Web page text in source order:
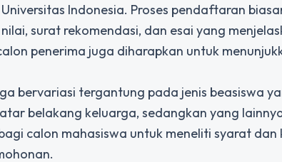
Indonesia. Proses pendaftaran
surat rekomendasi, dan esai yang
penerima juga diharapkan untuk
bervariasi tergantung pada jenis beasiswa
belakang keluarga, sedangkan yang
calon mahasiswa untuk meneliti syarat